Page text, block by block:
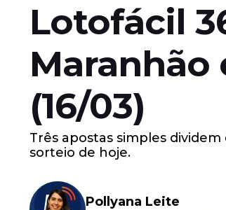
Lotofácil
Maranhão
(16/03)
Três apostas simples
sorteio de hoje.
Pollyana Leite